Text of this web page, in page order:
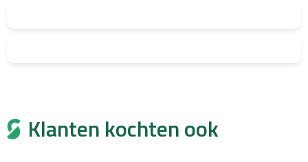
Klanten kochten ook